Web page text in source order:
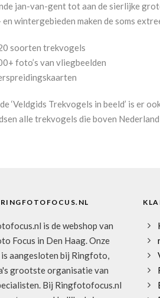
jan-van-gent tot aan de sierlijke
wintergebieden maken de soms
soorten trekvogels
foto’s van vliegbeelden
‘Veldgids Trekvogels in beeld’ is er
alle trekvogels die boven
is de webshop van
Focus in Den Haag. Onze
aangesloten bij Ringfoto,
grootste organisatie van
Bij Ringfotofocus.nl